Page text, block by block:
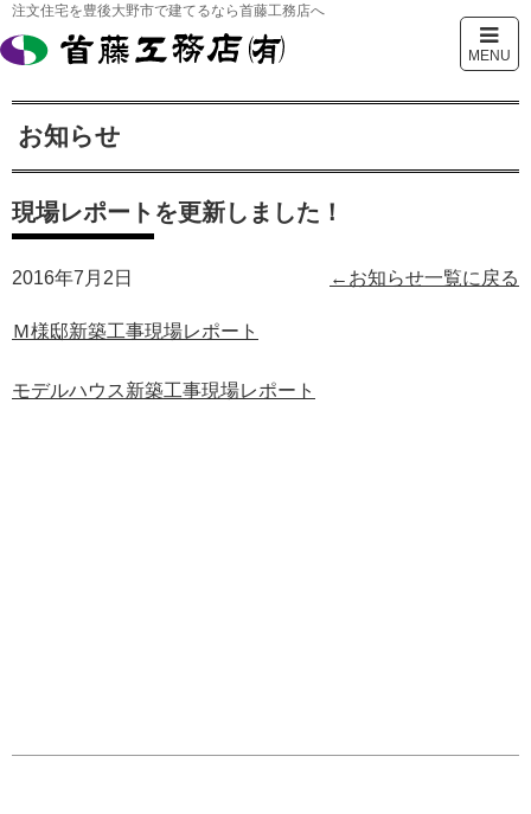
注文住宅を豊後大野市で建てるなら首藤工務店へ
MENU
お知らせ
現場レポートを更新しました！
2016年7月2日 ←お知らせ一覧に戻る
Ｍ様邸新築工事現場レポート
モデルハウス新築工事現場レポート